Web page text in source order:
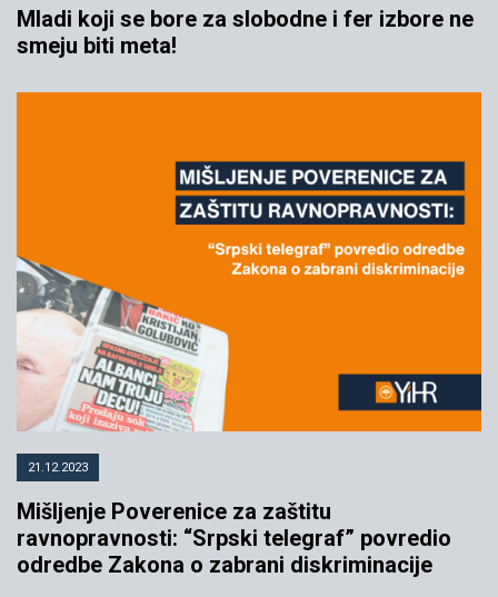
Mladi koji se bore za slobodne i fer izbore ne
smeju biti meta!
21.12.2023
Mišljenje Poverenice za zaštitu
ravnopravnosti: “Srpski telegraf” povredio
odredbe Zakona o zabrani diskriminacije